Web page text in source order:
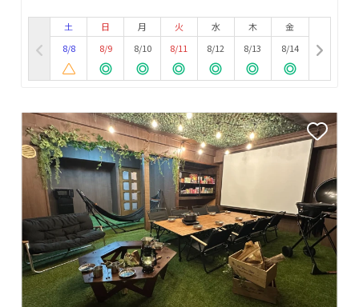
土
8/8
日
8/9
月
8/10
火
8/11
水
8/12
木
8/13
金
8/14